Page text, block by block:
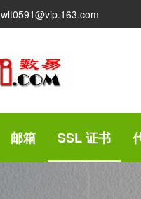
wlt0591@vip.163.com
邮箱 SSL 证书